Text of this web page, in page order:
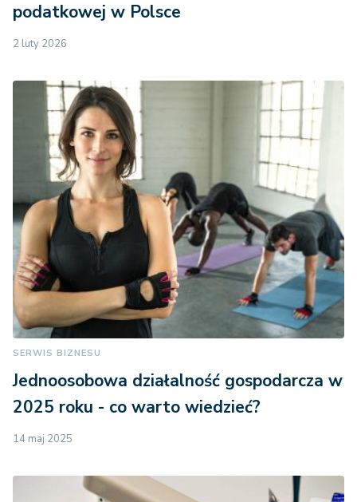
podatkowej w Polsce
2 luty 2026
SERWIS BIZNESU
Jednoosobowa działalność gospodarcza w
2025 roku - co warto wiedzieć?
14 maj 2025